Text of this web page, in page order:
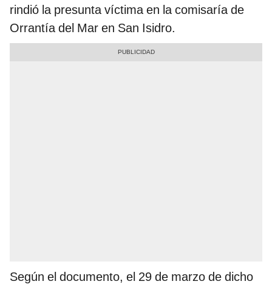
rindió la presunta víctima en la comisaría de
Orrantía del Mar en San Isidro.
Según el documento, el 29 de marzo de dicho